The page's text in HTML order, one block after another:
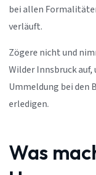
bei allen
verläuft.
Zögere nicht und
Wilder Innsbruck auf,
Ummeldung bei den
erledigen.
Was